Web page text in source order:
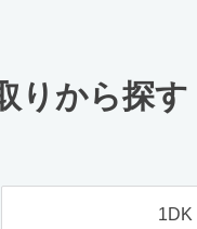
りから探す
1DK